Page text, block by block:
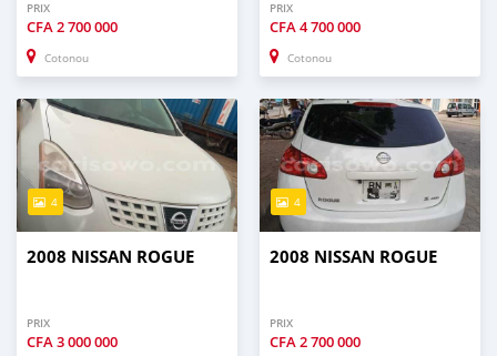
PRIX
CFA2 700 000
Cotonou
PRIX
CFA4 700 000
Cotonou
4
2008 NISSAN ROGUE
PRIX
CFA3 000 000
4
2008 NISSAN ROGUE
PRIX
CFA2 700 000